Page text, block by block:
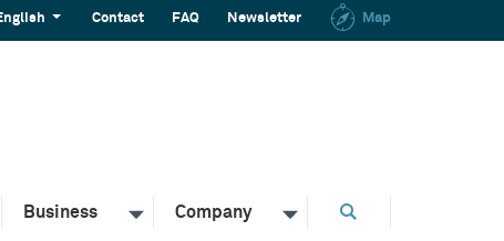
Contact FAQ Newsletter Map
Business Company